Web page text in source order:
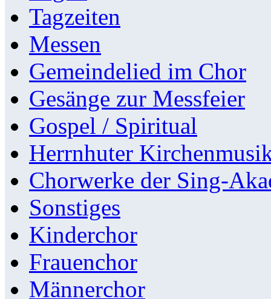
Tagzeiten
Messen
Gemeindelied im Chor
Gesänge zur Messfeier
Gospel / Spiritual
Herrnhuter
Chorwerke der Sing-
Sonstiges
Kinderchor
Frauenchor
Männerchor